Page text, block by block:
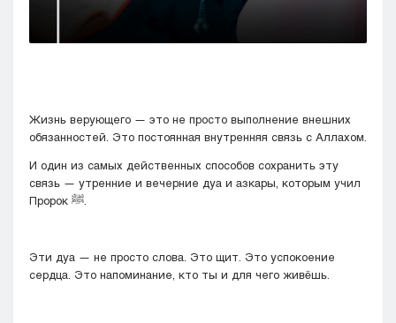
Жизнь верующего — это не просто выполнение внешних
обязанностей. Это постоянная внутренняя связь с Аллахом.
И один из самых действенных способов сохранить эту
связь — утренние и вечерние дуа и азкары, которым учил
Эти дуа — не просто слова. Это щит. Это успокоение
сердца. Это напоминание, кто ты и для чего живёшь.